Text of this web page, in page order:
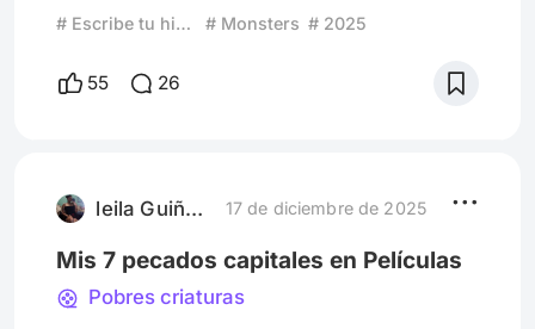
rodea, otra vez el mismo sueño o pesadilla.
el señor Waternoose, la máquina, Mike
Wazowski y una puerta destruida, desde
hasta que pueda ver de nuevo a Sull
# Escribe tu historia: ¿Qué viene después del final feliz? # Monsters # 2025
55 26
leila Guiñazú 17 de diciembre de 2025
Mis 7 pecados capitales en Películas
Pobres criaturas